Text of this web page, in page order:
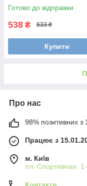
Готово до відправки
538 ₴ 633 ₴
Купити
Про нас
98% позитивних з
Працює з
м. Київ
пл. Спортивная,